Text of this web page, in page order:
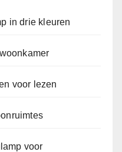
in drie kleuren
voor lezen
voor